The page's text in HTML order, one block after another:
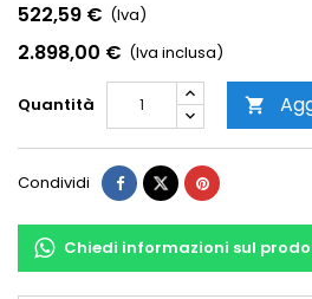
522,59 € (Iva)
2.898,00 € (Iva inclusa)
Quantità 
Condividi
Chiedi informazioni sul